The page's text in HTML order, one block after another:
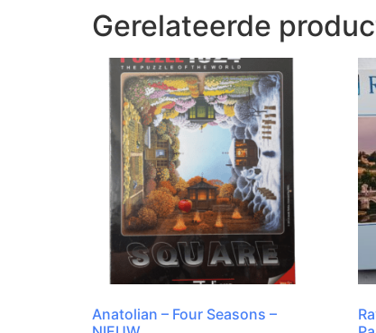
Gerelateerde
Anatolian – Four Seasons –